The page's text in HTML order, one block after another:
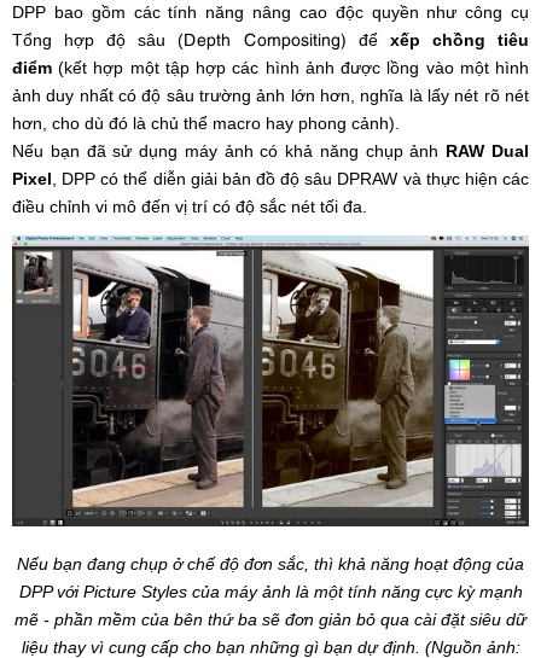
DPP bao gồm các tính năng nâng cao độc quyền như công cụ
Tổng hợp độ sâu (Depth Compositing) để xếp chồng tiêu
điểm (kết hợp một tập hợp các hình ảnh được lồng vào một hình
ảnh duy nhất có độ sâu trường ảnh lớn hơn, nghĩa là lấy nét rõ nét
hơn, cho dù đó là chủ thể macro hay phong cảnh).
Nếu bạn đã sử dụng máy ảnh có khả năng chụp ảnh RAW Dual
Pixel , DPP có thể diễn giải bản đồ độ sâu DPRAW và thực hiện các
điều chỉnh vi mô đến vị trí có độ sắc nét tối đa.
Nếu bạn đang chụp ở chế độ đơn sắc, thì khả năng hoạt động của
DPP với Picture Styles của máy ảnh là một tính năng cực kỳ mạnh
mẽ - phần mềm của bên thứ ba sẽ đơn giản bỏ qua cài đặt siêu dữ
liệu thay vì cung cấp cho bạn những gì bạn dự định. (Nguồn ảnh: